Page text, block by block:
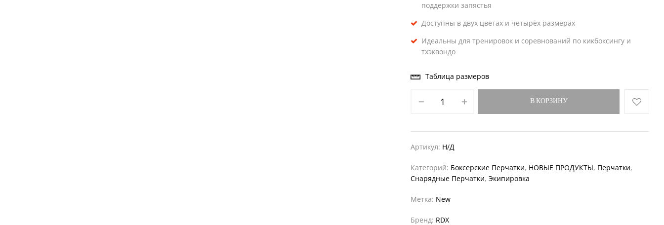
поддержки запястья
Доступны в двух цветах и четырёх размерах
Идеальны для тренировок и соревнований по кикбоксингу и
тхэквондо
Таблица размеров
В КОРЗИНУ
Артикул: Н/Д
Категорий: Боксерские Перчатки, НОВЫЕ ПРОДУКТЫ, Перчатки,
Снарядные Перчатки,Экипировка
Метка: New
Бренд: RDX